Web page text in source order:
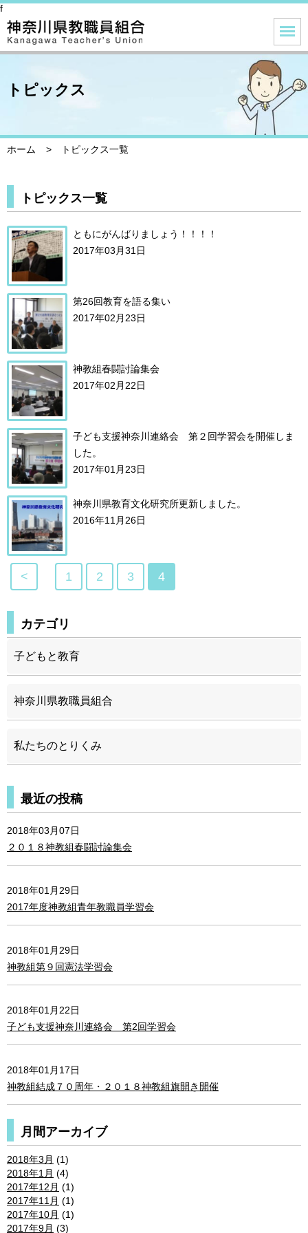
f
トピックス
ホーム トピックス一覧
トピックス一覧
ともにがんばりましょう！！！！
2017年03月31日
第26回教育を語る集い
2017年02月23日
神教組春闘討論集会
2017年02月22日
子ども支援神奈川連絡会 第２回学習会を開催しま
した。
2017年01月23日
神奈川県教育文化研究所更新しました。
2016年11月26日
< 1 2 3 4
カテゴリ
子どもと教育
神奈川県教職員組合
私たちのとりくみ
最近の投稿
2018年03月07日
２０１８神教組春闘討論集会
2018年01月29日
2017年度神教組青年教職員学習会
2018年01月29日
神教組第９回憲法学習会
2018年01月22日
子ども支援神奈川連絡会 第2回学習会
2018年01月17日
神教組結成７０周年・２０１８神教組旗開き開催
月間アーカイブ
2018年3月 (1)
2018年1月 (4)
2017年12月 (1)
2017年11月 (1)
2017年10月 (1)
2017年9月 (3)